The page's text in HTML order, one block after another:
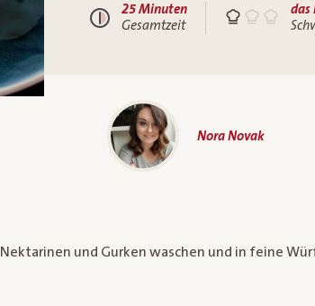
25 Minuten
Gesamtzeit
das
Nora Novak
Nektarinen und Gurken waschen und in feine